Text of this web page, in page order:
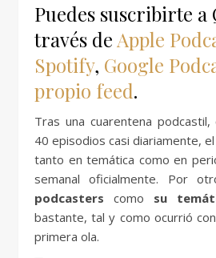
Puedes suscribirte a
través de Apple
Spotify, Google
propio feed.
Tras una cuarentena
40 episodios casi diariamente,
tanto en temática como en
semanal oficialmente. Por
podcasters como su
bastante, tal y como ocurrió
primera ola.